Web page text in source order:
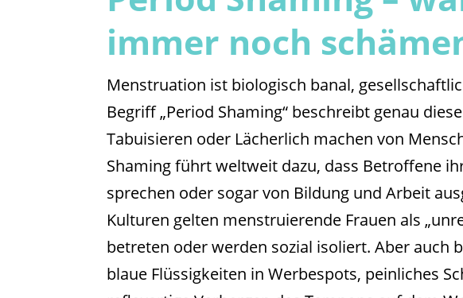
immer noch
Menstruation ist biologisch banal,
Begriff „Period Shaming“ beschreibt genau
Tabuisieren oder Lächerlich machen von
Shaming führt weltweit dazu, dass Betroffene
sprechen oder sogar von Bildung und Arbeit
Kulturen gelten menstruierende Frauen als
betreten oder werden sozial isoliert. Aber auch
blaue Flüssigkeiten in Werbespots, peinliches